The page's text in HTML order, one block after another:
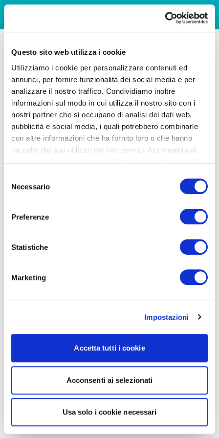
Questo sito web utilizza i cookie
Utilizziamo i cookie per personalizzare contenuti ed
annunci, per fornire funzionalità dei social media e per
analizzare il nostro traffico. Condividiamo inoltre
informazioni sul modo in cui utilizza il nostro sito con i
nostri partner che si occupano di analisi dei dati web,
pubblicità e social media, i quali potrebbero combinarle
con altre informazioni che ha fornito loro o che hanno
raccolto dal suo utilizzo dei loro servizi. Acconsenta ai
delNecessario
Preferenze
Statistiche
Marketing
Impostazioni
Accetta tutti i cookie
Acconsenti ai selezionati
Usa solo i cookie necessari